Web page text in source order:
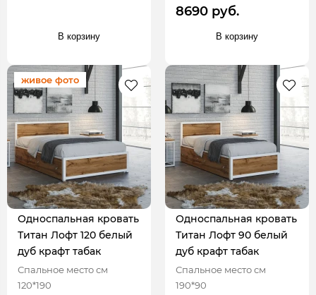
В корзину
8690 руб.
В корзину
живое фото
Односпальная кровать
Титан Лофт 120 белый
дуб крафт табак
Спальное место см
120*190
Односпальная кровать
Титан Лофт 90 белый
дуб крафт табак
Спальное место см
190*90